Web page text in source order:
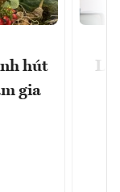
hút
gia